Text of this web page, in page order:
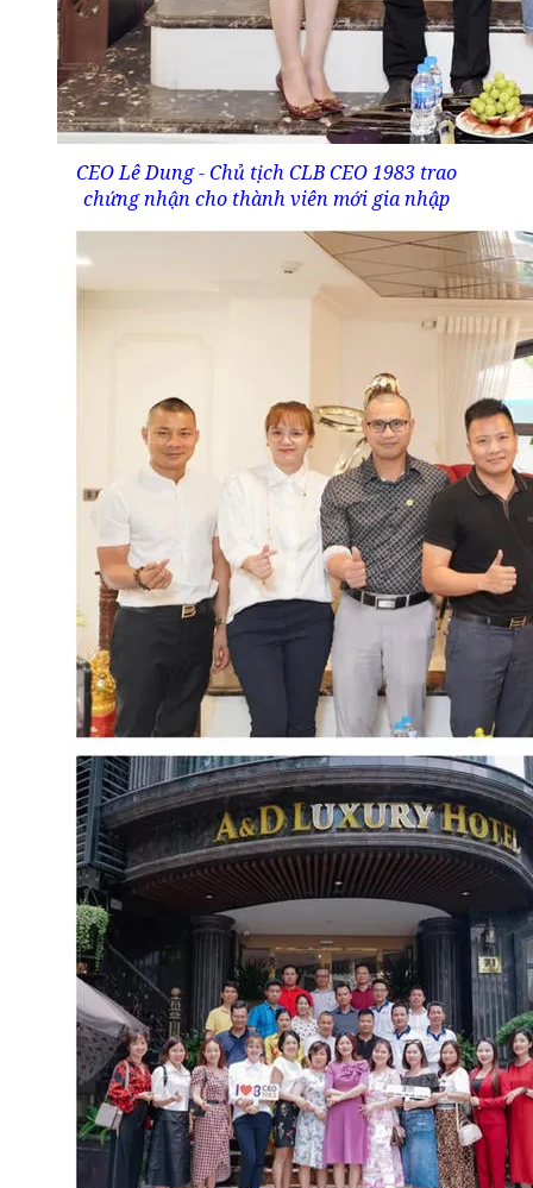
CEO Lê Dung - Chủ tịch CLB CEO 1983 trao
chứng nhận cho thành viên mới gia nhập